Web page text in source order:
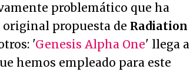
problemático que ha
propuesta de Radiation
'Genesis Alpha One' llega a
hemos empleado para este